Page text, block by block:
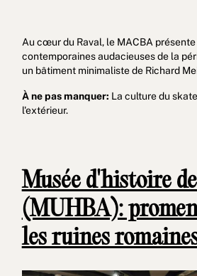
Au cœur du Raval, le MACBA
contemporaines audacieuses de la
un bâtiment minimaliste de Richard
À ne pas manquer: La culture du
l'extérieur.
Musée d'histoire
(MUHBA):
les ruines